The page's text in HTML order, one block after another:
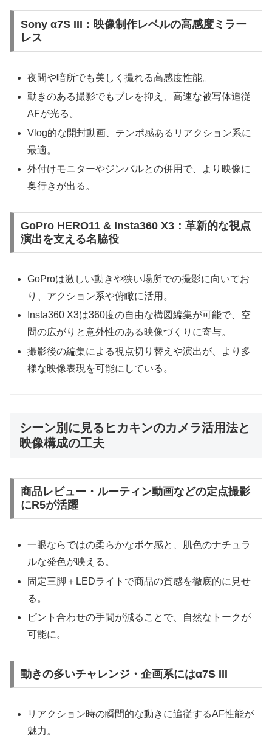
Sony α7S III：映像制作レベルの高感度ミラー
レス
夜間や暗所でも美しく撮れる高感度性能。
動きのある撮影でもブレを抑え、高速な被写体追従
AFが光る。
Vlog的な開封動画、テンポ感あるリアクション系に
最適。
外付けモニターやジンバルとの併用で、より映像に
奥行きが出る。
GoPro HERO11 & Insta360 X3：革新的な視点
演出を支える名脇役
GoProは激しい動きや狭い場所での撮影に向いてお
り、アクション系や俯瞰に活用。
Insta360 X3は360度の自由な構図編集が可能で、空
間の広がりと意外性のある映像づくりに寄与。
撮影後の編集による視点切り替えや演出が、より多
様な映像表現を可能にしている。
シーン別に見るヒカキンのカメラ活用法と
映像構成の工夫
商品レビュー・ルーティン動画などの定点撮影
にR5が活躍
一眼ならではの柔らかなボケ感と、肌色のナチュラ
ルな発色が映える。
固定三脚＋LEDライトで商品の質感を徹底的に見せ
る。
ピント合わせの手間が減ることで、自然なトークが
可能に。
動きの多いチャレンジ・企画系にはα7S III
リアクション時の瞬間的な動きに追従するAF性能が
魅力。